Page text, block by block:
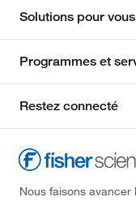
Solutions pour vous
Programmes et
Restez connecté
Nous faisons